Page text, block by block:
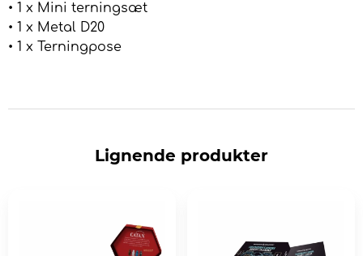
• 1 x Mini terningsæt
• 1 x Metal D20
• 1 x Terningpose
Lignende produkter